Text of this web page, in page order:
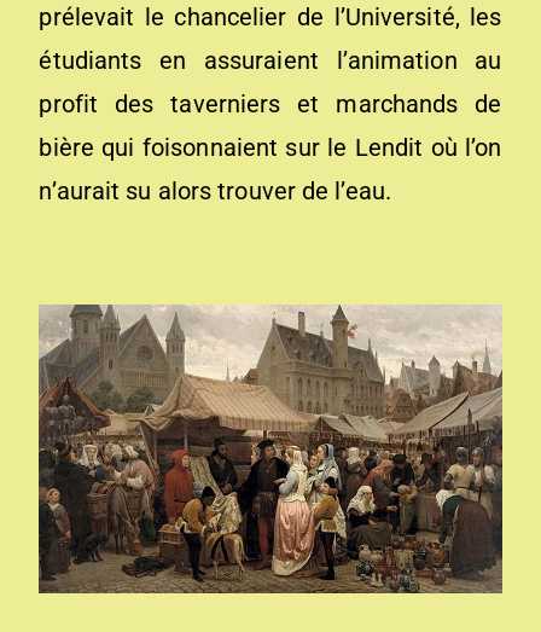
prélevait le chancelier de l’Université, les
étudiants en assuraient l’animation au
profit des taverniers et marchands de
bière qui foisonnaient sur le Lendit où l’on
n’aurait su alors trouver de l’eau.